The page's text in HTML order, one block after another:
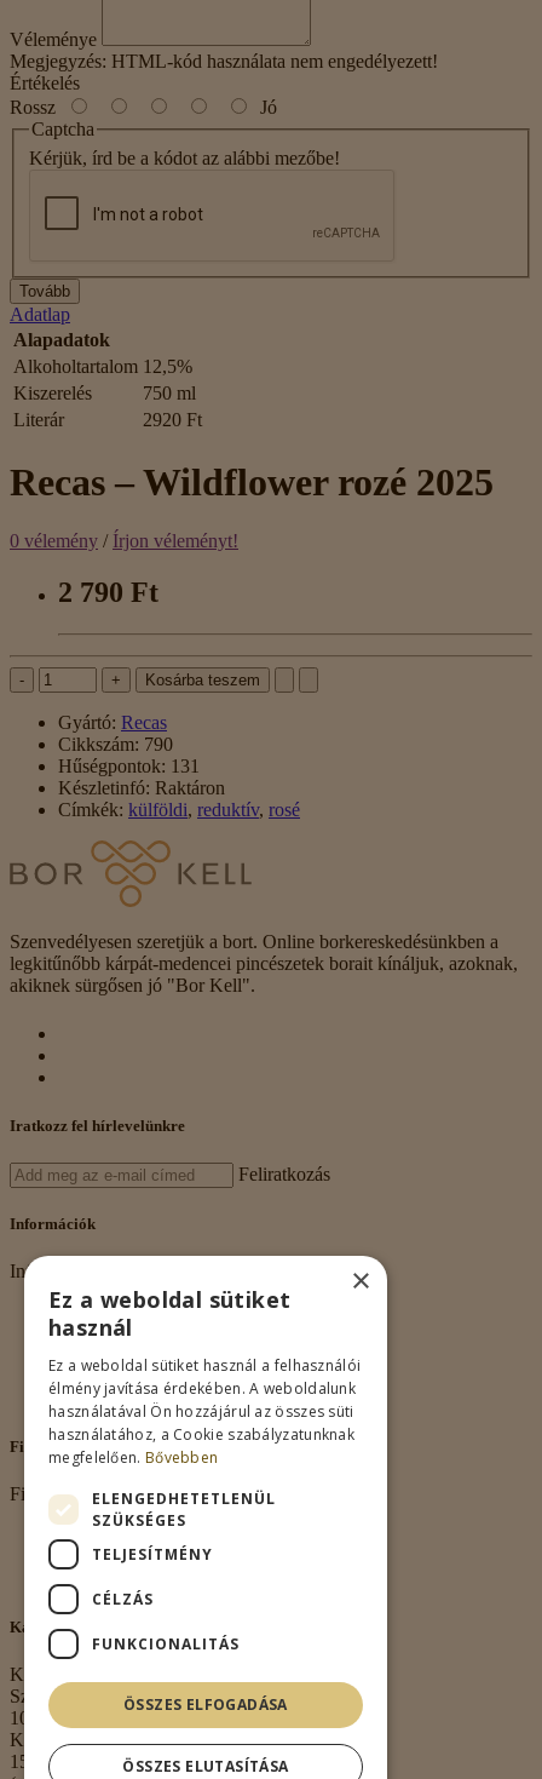
Véleménye
Megjegyzés: HTML-kód használata nem engedélyezett!
Értékelés
Rossz
Jó
Captcha
Kérjük, írd be a kódot az alábbi mezőbe!
Tovább
Adatlap
Alapadatok
Alkoholtartalom 12,5%
Kiszerelés
750 ml
Literár
2920 Ft
Recas – Wildflower rozé 2025
0 vélemény / Írjon véleményt!
2 790 Ft
- + Kosárba teszem
Gyártó: Recas
Cikkszám: 790
Hűségpontok: 131
Készletinfó: Raktáron
Címkék: külföldi, reduktív, rosé
Szenvedélyesen szeretjük a bort. Online borkereskedésünkben a
legkitűnőbb kárpát-medencei pincészetek borait kínáljuk, azoknak,
akiknek sürgősen jó "Bor Kell".
Iratkozz fel hírlevelünkre
Feliratkozás
Információk
Információk
Rólunk
Adatkezelés
Vásárlási feltételek
Nagykereskedelem
Kapcsolat
Fiókom
Fiókom
Fiókom
Rendeléseim
Kívánságlista
Kapcsolat
Kapcsolat
Székhely:
1063 Budapest,
Kmety György u.
15. 3. em. 1.
×
Ez a weboldal sütiket
használ
Ez a weboldal sütiket használ a felhasználói
élmény javítása érdekében. A weboldalunk
használatával Ön hozzájárul az összes süti
használatához, a Cookie szabályzatunknak
megfelelően. Bővebben
ELENGEDHETETLENÜL
SZÜKSÉGES
TELJESÍTMÉNY
CÉLZÁS
FUNKCIONALITÁS
ÖSSZES ELFOGADÁSA
ÖSSZES ELUTASÍTÁSA